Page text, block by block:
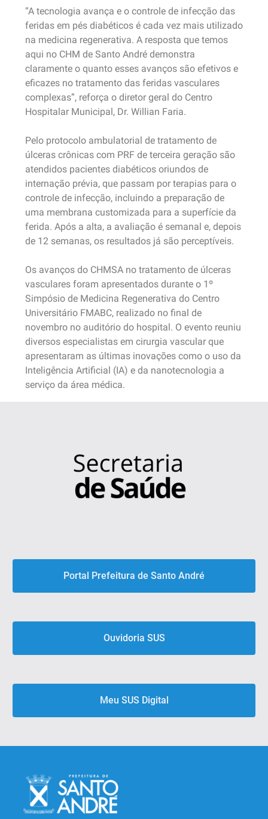
“A tecnologia avança e o controle de infecção das
feridas em pés diabéticos é cada vez mais utilizado
na medicina regenerativa. A resposta que temos
aqui no CHM de Santo André demonstra
claramente o quanto esses avanços são efetivos e
eficazes no tratamento das feridas vasculares
complexas”, reforça o diretor geral do Centro
Hospitalar Municipal, Dr. Willian Faria.
Pelo protocolo ambulatorial de tratamento de
úlceras crônicas com PRF de terceira geração são
atendidos pacientes diabéticos oriundos de
internação prévia, que passam por terapias para o
controle de infecção, incluindo a preparação de
uma membrana customizada para a superfície da
ferida. Após a alta, a avaliação é semanal e, depois
de 12 semanas, os resultados já são perceptíveis.
Os avanços do CHMSA no tratamento de úlceras
vasculares foram apresentados durante o 1º
Simpósio de Medicina Regenerativa do Centro
Universitário FMABC, realizado no final de
novembro no auditório do hospital. O evento reuniu
diversos especialistas em cirurgia vascular que
apresentaram as últimas inovações como o uso da
Inteligência Artificial (IA) e da nanotecnologia a
serviço da área médica.
Portal Prefeitura de Santo André
Ouvidoria SUS
Meu SUS Digital